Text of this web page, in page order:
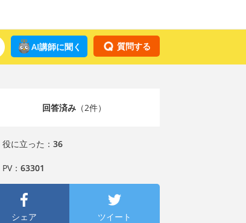
質問する
AI講師に聞く
回答済み（2件）
役に立った： 36
PV： 63301
シェア ツイート